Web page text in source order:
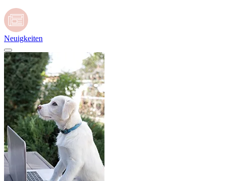
Neuigkeiten